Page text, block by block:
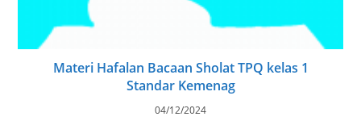
Materi Hafalan Bacaan Sholat TPQ kelas 1
Standar Kemenag
04/12/2024